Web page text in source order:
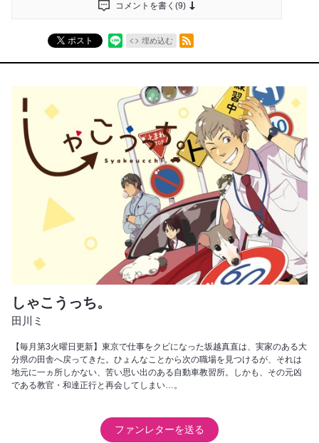
コメントを書く(9)
ポスト 埋め込む
RSSフィード
しゃこうっち。
田川ミ
【毎月第3火曜日更新】東京で仕事をクビになった坂越真直は、実家のある大
分県の田舎へ戻ってきた。ひょんなことから次の職場を見つけるが、それは
地元に一ヵ所しかない、苦い思い出のある自動車教習所。しかも、その元凶
である教官・和達正行と再会してしまい…。
ファンレターを送る